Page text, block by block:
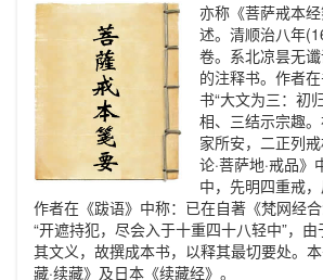
亦称《菩萨戒本
述。清顺治八年
卷。系北凉昙无
的注释书。作者
书“大文为三：初
相、三结示宗趣
家所安，二正列
论·菩萨地·戒品》
中，先明四重戒，
作者在《跋语》中称：已在自著《梵网经
“开遮持犯，尽会入于十重四十八轻中”，
其文义，故撰成本书，以释其最切要处。
藏·续藏》及日本《续藏经》。